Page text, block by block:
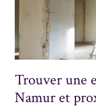
Trouver une
Namur et